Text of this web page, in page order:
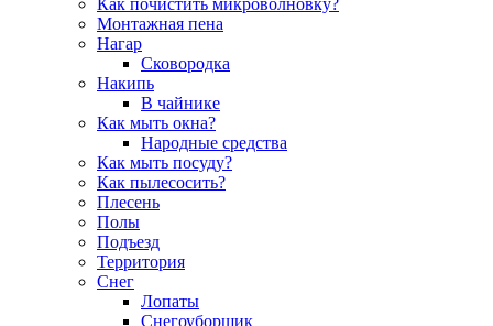
Монтажная пена
Нагар
Сковородка
Накипь
В чайнике
Как мыть окна?
Народные средства
Как мыть посуду?
Как пылесосить?
Плесень
Полы
Подъезд
Территория
Снег
Лопаты
Снегоуборщик